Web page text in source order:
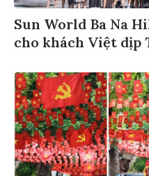
Sun World Ba Na
cho khách Việt dịp